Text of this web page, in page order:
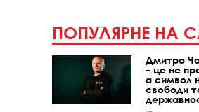
ПОПУЛЯРНЕ НА
Дмитро
– це не
а символ
свободи